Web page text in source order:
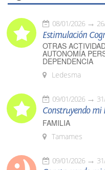
08/01/2026
Estimulación
OTRAS
AUTONOMÍA
DEPENDENCIA
Ledesma
09/01/2026
Construyendo mi
FAMILIA
Tamames
09/01/2026